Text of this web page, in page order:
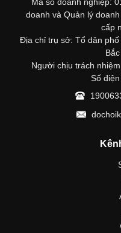
doanh và Quản lý
cấp
Địa chỉ trụ sở: Tổ dân
Người chịu trách
Số